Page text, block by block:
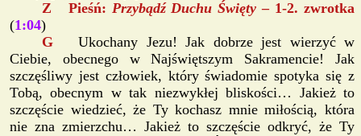
Z Pieśń: Przybądź Duchu Święty– 1-2. zwrotka
(1:04)
GUkochany Jezu! Jak dobrze jest wierzyć w
Ciebie, obecnego w Najświętszym Sakramencie! Jak
szczęśliwy jest człowiek, który świadomie spotyka się z
Tobą, obecnym w tak niezwykłej bliskości… Jakież to
szczęście wiedzieć, że Ty kochasz mnie miłością, która
nie zna zmierzchu… Jakież to szczęście odkryć, że Ty